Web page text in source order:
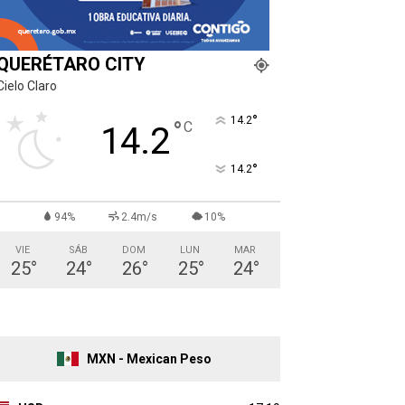
CITY
Claro
14.2°C 14.2°
14.2°
94% 2.4m/s 10%
VIE
25°
SÁB
24°
DOM
26°
LUN
25°
MAR
24°
MXN - Mexican Peso